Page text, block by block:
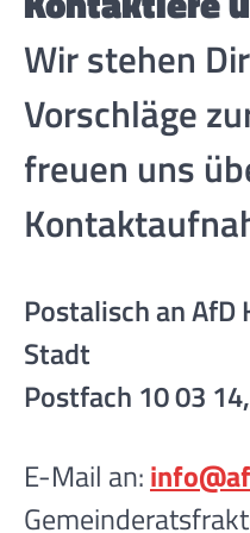
Wir stehen
Vorschläge
freuen uns
Postalisch an
Stadt
Postfach 10 03
E-Mail an: